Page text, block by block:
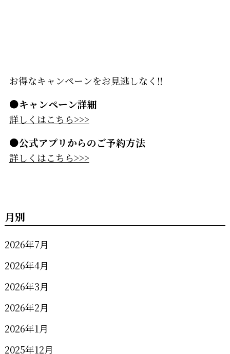
お得なキャンペーンをお見逃しなく‼
●キャンペーン詳細
詳しくはこちら>>>
●公式アプリからのご予約方法
詳しくはこちら>>>
月別
2026年7月
2026年4月
2026年3月
2026年2月
2026年1月
2025年12月